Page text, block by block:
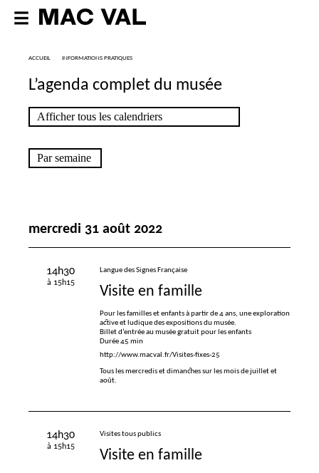
ACCUEIL INFORMATIONS PRATIQUES
L’agenda complet du musée
mercredi 31 août 2022
14h30
à 15h15
Langue des Signes Française
Visite en famille
Pour les familles et enfants à partir de 4 ans, une exploration
active et ludique des expositions du musée.
Billet d’entrée au musée gratuit pour les enfants
Durée 45 min
http://www.macval.fr/Visites-fixes-25
Tous les mercredis et dimanches sur les mois de juillet et
août.
14h30
à 15h15
Visites tous publics
Visite en famille